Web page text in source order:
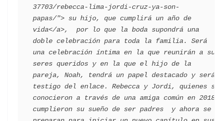
37703/rebecca-lima-jordi-cruz-ya-son-
papas/"> su hijo, que cumplirá un año de
vida</a>,  por lo que la boda supondrá una
doble celebración para toda la familia. Será
una celebración íntima en la que reunirán a sus
seres queridos y en la que el hijo de la
pareja, Noah, tendrá un papel destacado y será
testigo del enlace. Rebecca y Jordi, quienes se
conocieron a través de una amiga común en 2018,
cumplieron su sueño de ser padres  y ahora se